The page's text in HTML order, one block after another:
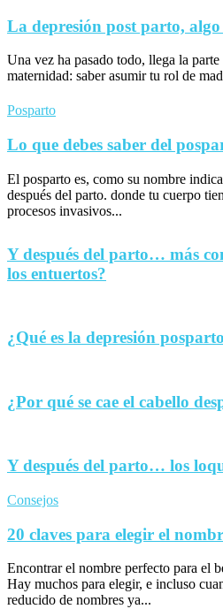
La depresión post parto,
Una vez ha pasado todo, llega la parte
maternidad: saber asumir tu rol de
Posparto
Lo que debes saber del
El posparto es, como su nombre
después del parto. donde tu cuerpo
procesos invasivos...
Y después del parto… más
los entuertos?
¿Qué es la depresión
¿Por qué se cae el cabello
Y después del parto… los
Consejos
20 claves para elegir el
Encontrar el nombre perfecto para el
Hay muchos para elegir, e incluso
reducido de nombres ya...